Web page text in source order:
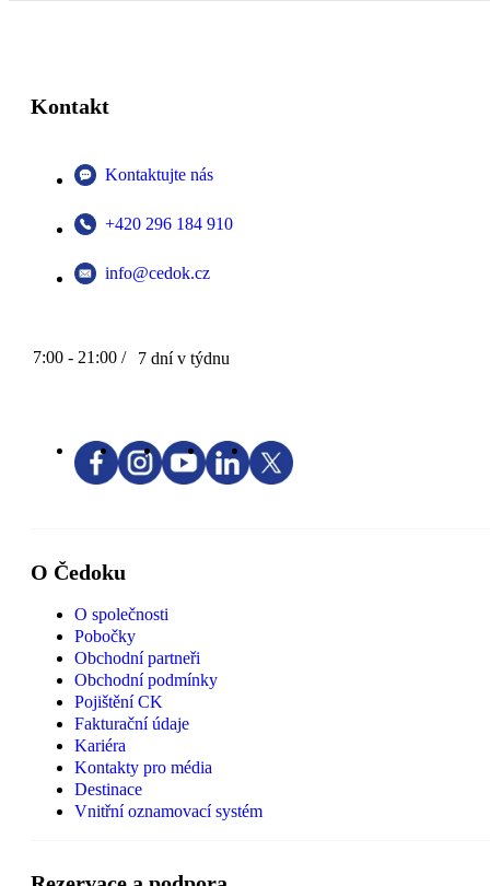
Kontakt
Kontaktujte nás
+420 296 184 910
info@cedok.cz
7:00 - 21:00 / 7 dní v týdnu
O Čedoku
O společnosti
Pobočky
Obchodní partneři
Obchodní podmínky
Pojištění CK
Fakturační údaje
Kariéra
Kontakty pro média
Destinace
Vnitřní oznamovací systém